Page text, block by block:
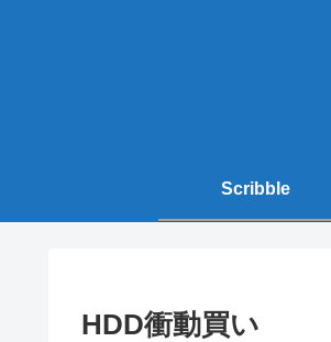
Scribble
HDD衝動買い